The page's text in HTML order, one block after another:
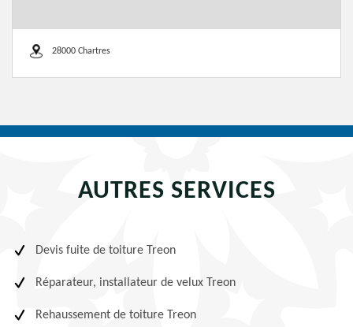
28000 Chartres
AUTRES SERVICES
Devis fuite de toiture Treon
Réparateur, installateur de velux Treon
Rehaussement de toiture Treon